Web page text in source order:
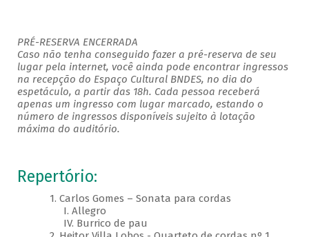
PRÉ-RESERVA ENCERRADA
Caso não tenha conseguido fazer a pré-reserva de seu
lugar pela internet, você ainda pode encontrar ingressos
na recepção do Espaço Cultural BNDES, no dia do
espetáculo, a partir das 18h. Cada pessoa receberá
apenas um ingresso com lugar marcado, estando o
número de ingressos disponíveis sujeito à lotação
máxima do auditório.
Repertório:
1. Carlos Gomes – Sonata para cordas
I. Allegro
IV. Burrico de pau